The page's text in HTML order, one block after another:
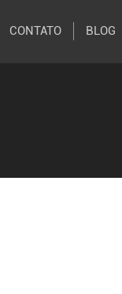
CONTATO BLOG